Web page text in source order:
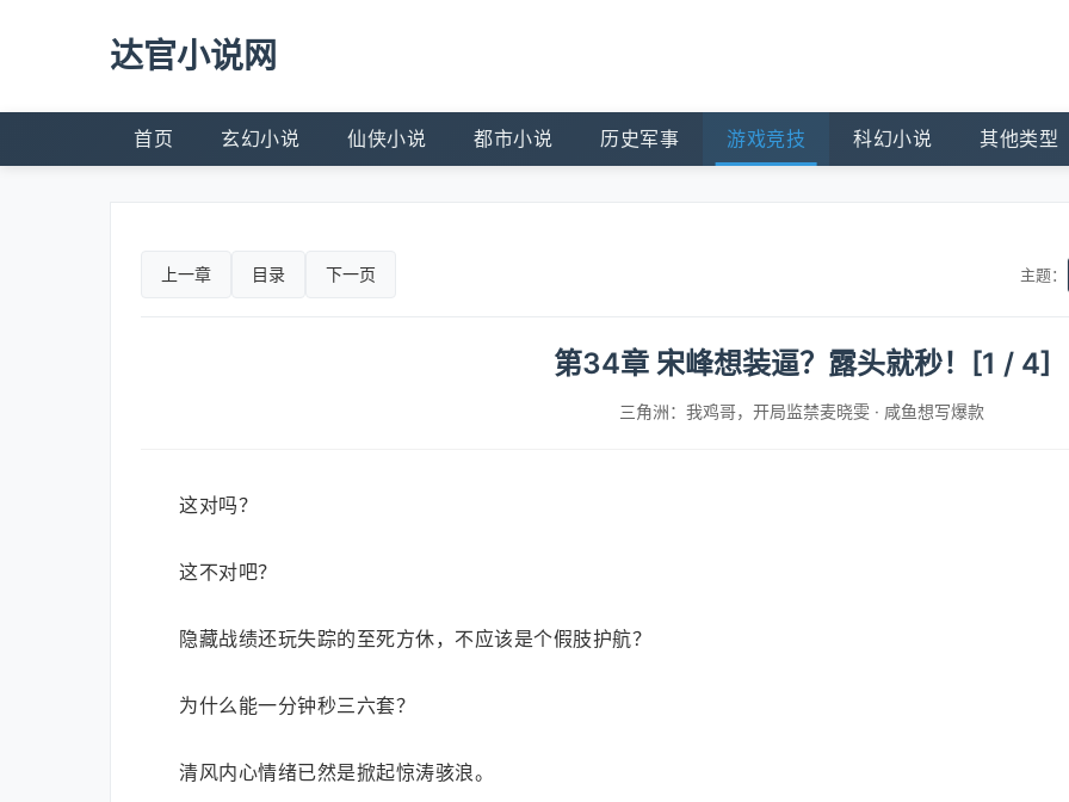
达官小说网
首页 玄幻小说 仙侠小说 都市小说 历史军事 游戏竞技 科幻小说 其他类型
上一章 目录 下一页 主题：
第34章 宋峰想装逼？露头就秒！[1 / 4]
三角洲：我鸡哥，开局监禁麦晓雯 · 咸鱼想写爆款
这对吗？
这不对吧？
隐藏战绩还玩失踪的至死方休，不应该是个假肢护航？
为什么能一分钟秒三六套？
清风内心情绪已然是掀起惊涛骇浪。